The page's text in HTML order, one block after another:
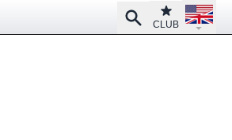
SearchClub
CLUB
Open